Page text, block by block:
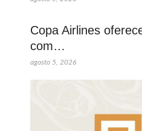
Copa Airlines
com…
agosto 5, 2026